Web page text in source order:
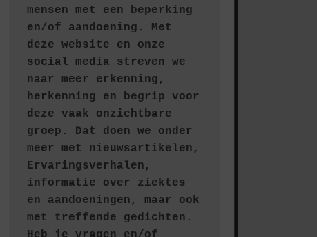
mensen met een beperking
en/of aandoening. Met
deze website en onze
social media streven we
naar meer erkenning,
herkenning en begrip voor
deze vaak onzichtbare
groep. Dat doen we onder
meer met nieuwsartikelen,
Ervaringsverhalen,
informatie over ziektes
en aandoeningen, maar ook
met treffende gedichten.